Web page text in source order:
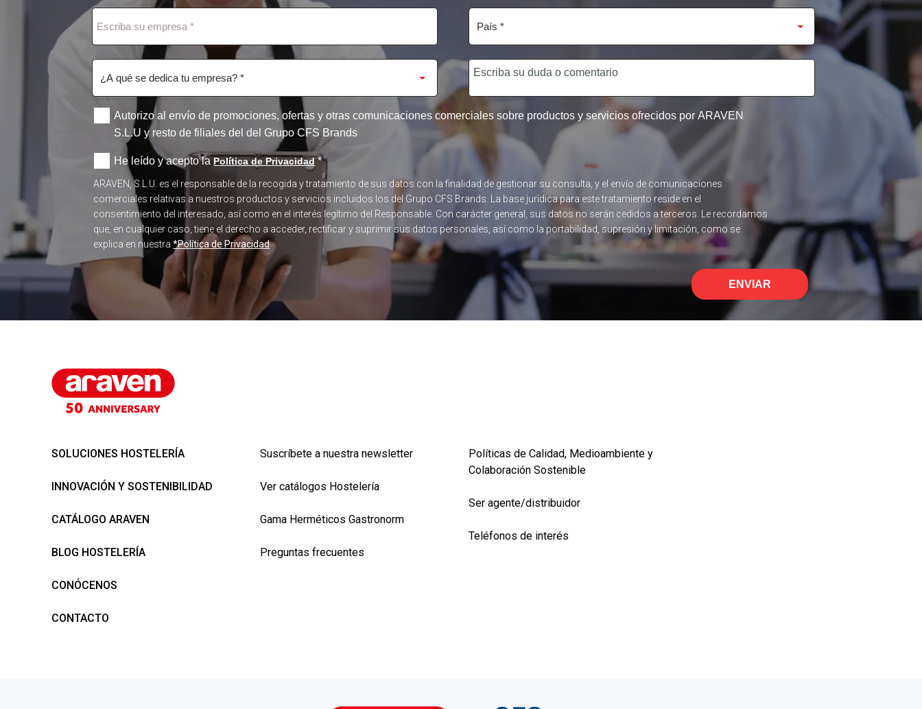
+1
Autorizo al envío de promociones, ofertas y otras comunicaciones comerciales sobre productos y servicios ofrecidos por ARAVEN
S.L.U y resto de filiales del del Grupo CFS Brands
He leído y acepto laPolítica de Privacidad*
ARAVEN, S.L.U. es el responsable de la recogida y tratamiento de sus datos con la finalidad de gestionar su consulta, y el envío de comunicaciones
comerciales relativas a nuestros productos y servicios incluidos los del Grupo CFS Brands. La base jurídica para este tratamiento reside en el
consentimiento del interesado, así como en el interés legítimo del Responsable. Con carácter general, sus datos no serán cedidos a terceros. Le recordamos
que, en cualquier caso, tiene el derecho a acceder, rectificar y suprimir sus datos personales, así como la portabilidad, supresión y limitación, como se
explica en nuestra*Política de Privacidad
ENVIAR
SOLUCIONES HOSTELERÍA
INNOVACIÓN Y SOSTENIBILIDAD
CATÁLOGO ARAVEN
BLOG HOSTELERÍA
CONÓCENOS
CONTACTO
Suscríbete a nuestra newsletter
Ver catálogos Hostelería
Gama Herméticos Gastronorm
Preguntas frecuentes
Políticas de Calidad, Medioambiente y
Colaboración Sostenible
Ser agente/distribuidor
Teléfonos de interés